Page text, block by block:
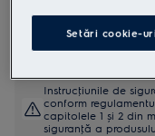
Instrucţiunile de
conform
capitolele 1 și 2 din
siguranţă a
Setări cookie-uri